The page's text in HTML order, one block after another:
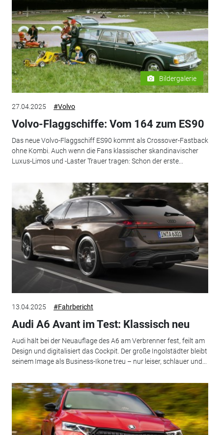
Bildergalerie
27.04.2025 #Volvo
Volvo-Flaggschiffe: Vom 164 zum ES90
Das neue Volvo-Flaggschiff ES90 kommt als Crossover-Fastback
ohne Kombi. Auch wenn die Fans klassischer skandinavischer
Luxus-Limos und -Laster Trauer tragen: Schon der erste...
13.04.2025 #Fahrbericht
Audi A6 Avant im Test: Klassisch neu
Audi hält bei der Neuauflage des A6 am Verbrenner fest, feilt am
Design und digitalisiert das Cockpit. Der große Ingolstädter bleibt
seinem Image als Business-Ikone treu – nur leiser, schlauer und...